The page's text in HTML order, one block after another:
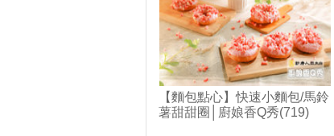
【麵包點心】快速小麵包/馬鈴
薯甜甜圈│廚娘香Q秀(719)